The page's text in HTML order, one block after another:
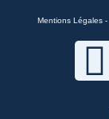
Mentions Légales -